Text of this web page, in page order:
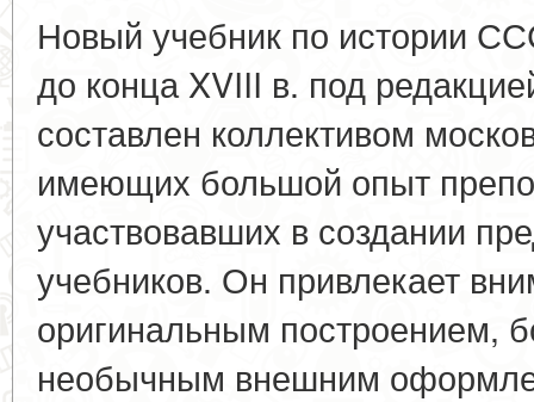
Новый учебник по истории
до конца XVIII в. под
составлен коллективом
имеющих большой опыт
участвовавших в создании
учебников. Он привлекает
оригинальным построением,
необычным внешним